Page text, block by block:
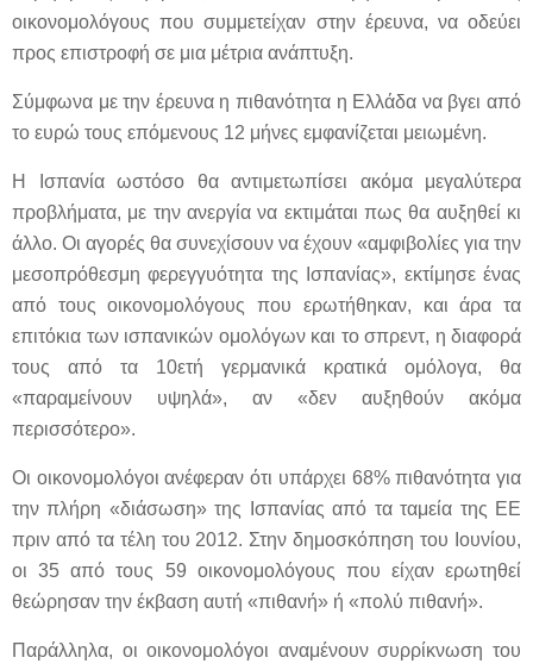
οικονομολόγους που συμμετείχαν στην έρευνα, να οδεύει
προς επιστροφή σε μια μέτρια ανάπτυξη.
Σύμφωνα με την έρευνα η πιθανότητα η Ελλάδα να βγει από
το ευρώ τους επόμενους 12 μήνες εμφανίζεται μειωμένη.
Η Ισπανία ωστόσο θα αντιμετωπίσει ακόμα μεγαλύτερα
προβλήματα, με την ανεργία να εκτιμάται πως θα αυξηθεί κι
άλλο. Οι αγορές θα συνεχίσουν να έχουν «αμφιβολίες για την
μεσοπρόθεσμη φερεγγυότητα της Ισπανίας», εκτίμησε ένας
από τους οικονομολόγους που ερωτήθηκαν, και άρα τα
επιτόκια των ισπανικών ομολόγων και το σπρεντ, η διαφορά
τους από τα 10ετή γερμανικά κρατικά ομόλογα, θα
«παραμείνουν υψηλά», αν «δεν αυξηθούν ακόμα
περισσότερο».
Οι οικονομολόγοι ανέφεραν ότι υπάρχει 68% πιθανότητα για
την πλήρη «διάσωση» της Ισπανίας από τα ταμεία της ΕΕ
πριν από τα τέλη του 2012. Στην δημοσκόπηση του Ιουνίου,
οι 35 από τους 59 οικονομολόγους που είχαν ερωτηθεί
θεώρησαν την έκβαση αυτή «πιθανή» ή «πολύ πιθανή».
Παράλληλα, οι οικονομολόγοι αναμένουν συρρίκνωση του